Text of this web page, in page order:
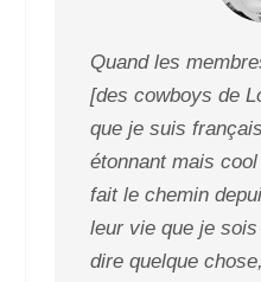
Quand les
[des cowboys de
que je suis
étonnant mais cool
fait le chemin
leur vie que je
dire quelque